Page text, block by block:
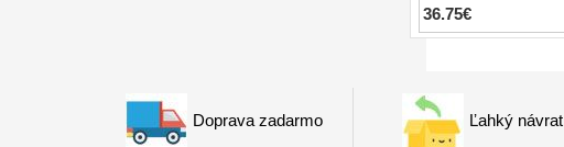
36.75€
Doprava zadarmo Ľahký návrat